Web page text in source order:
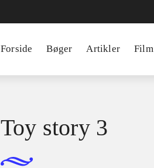
Forside Bøger Artikler Film
Toy story 3